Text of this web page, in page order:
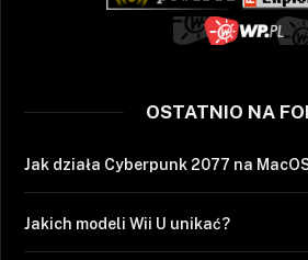
OSTATNIO NA
Jak działa Cyberpunk 2077 na
Jakich modeli Wii U unikać?